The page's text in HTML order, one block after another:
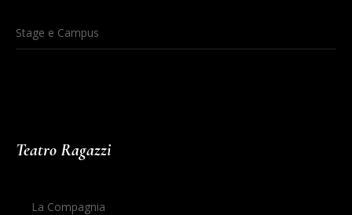
Stage e Campus
Teatro Ragazzi
La Compagnia